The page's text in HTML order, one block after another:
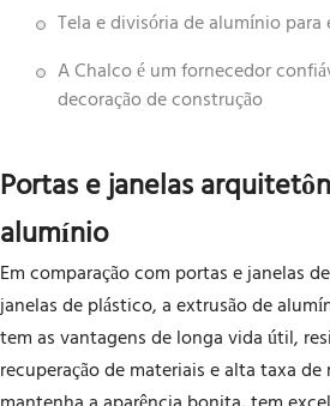
Tela e divisória de alumínio
A Chalco é um fornecedor
decoração de construção
Portas e janelas
alumínio
Em comparação com portas e janelas
janelas de plástico, a extrusão de
tem as vantagens de longa vida útil,
recuperação de materiais e alta taxa de